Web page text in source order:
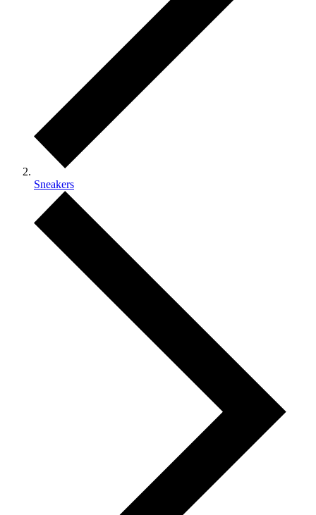
Sneakers